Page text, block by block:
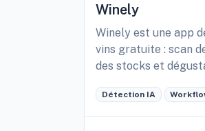
Winely
Winely est une app
vins gratuite : scan
des stocks et
Détection IA